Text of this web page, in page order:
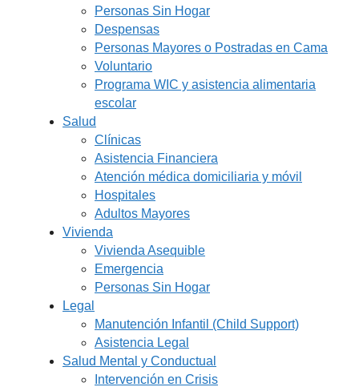
Personas Sin Hogar
Despensas
Personas Mayores o Postradas en Cama
Voluntario
Programa WIC y asistencia alimentaria
escolar
Salud
Clínicas
Asistencia Financiera
Atención médica domiciliaria y móvil
Hospitales
Adultos Mayores
Vivienda
Vivienda Asequible
Emergencia
Personas Sin Hogar
Legal
Manutención Infantil (Child Support)
Asistencia Legal
Salud Mental y Conductual
Intervención en Crisis